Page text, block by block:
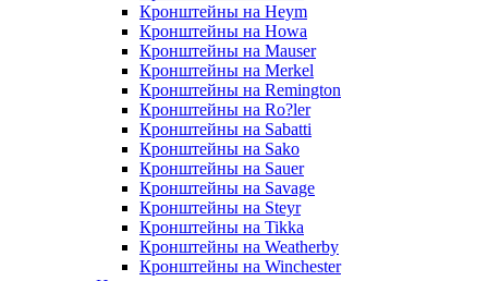
Кронштейны на Heym
Кронштейны на Howa
Кронштейны на Mauser
Кронштейны на Merkel
Кронштейны на Remington
Кронштейны на Ro?ler
Кронштейны на Sabatti
Кронштейны на Sako
Кронштейны на Sauer
Кронштейны на Savage
Кронштейны на Steyr
Кронштейны на Tikka
Кронштейны на Weatherby
Кронштейны на Winchester